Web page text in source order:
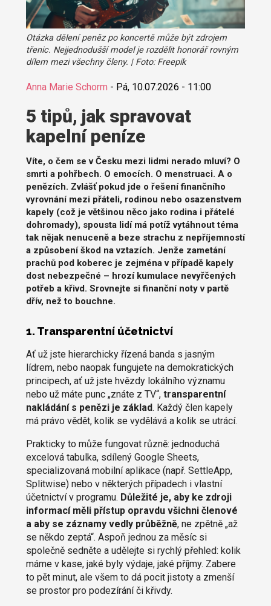
Otázka dělení peněz po koncertě může být zdrojem
třenic. Nejjednodušší model je rozdělit honorář rovným
dílem mezi všechny členy. | Foto: Freepik
Anna Marie Schorm - Pá, 10.07.2026 - 11:00
5 tipů, jak spravovat
kapelní peníze
Víte, o čem se v Česku mezi lidmi nerado mluví? O
smrti a pohřbech. O emocích. O menstruaci. A o
penězích. Zvlášť pokud jde o řešení finančního
vyrovnání mezi přáteli, rodinou nebo osazenstvem
kapely (což je většinou něco jako rodina i přátelé
dohromady), spousta lidí má potíž vytáhnout téma
tak nějak nenuceně a beze strachu z nepříjemností
a způsobení škod na vztazích. Jenže zametání
prachů pod koberec je zejména v případě kapely
dost nebezpečné – hrozí kumulace nevyřčených
potřeb a křivd. Srovnejte si finanční noty v partě
dřív, než to bouchne.
1. Transparentní účetnictví
Ať už jste hierarchicky řízená banda s jasným
lídrem, nebo naopak fungujete na demokratických
principech, ať už jste hvězdy lokálního významu
nebo už máte punc „znáte z TV“, transparentní
nakládání s penězi je základ. Každý člen kapely
má právo vědět, kolik se vydělává a kolik se utrácí.
Prakticky to může fungovat různě: jednoduchá
excelová tabulka, sdílený Google Sheets,
specializovaná mobilní aplikace (např. SettleApp,
Splitwise) nebo v některých případech i vlastní
účetnictví v programu. Důležité je, aby ke zdroji
informací měli přístup opravdu všichni členové
a aby se záznamy vedly průběžně, ne zpětně „až
se někdo zeptá“. Aspoň jednou za měsíc si
společně sedněte a udělejte si rychlý přehled: kolik
máme v kase, jaké byly výdaje, jaké příjmy. Zabere
to pět minut, ale všem to dá pocit jistoty a zmenší
se prostor pro podezírání či křivdy.